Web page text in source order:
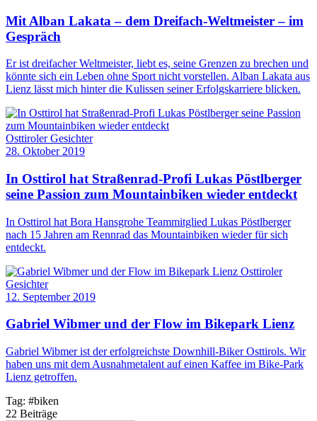
Mit Alban Lakata – dem Dreifach-Weltmeister – im
Gespräch
Er ist dreifacher Weltmeister, liebt es, seine Grenzen zu brechen und
könnte sich ein Leben ohne Sport nicht vorstellen. Alban Lakata aus
Lienz lässt mich hinter die Kulissen seiner Erfolgskarriere blicken.
Osttiroler Gesichter
28. Oktober 2019
In Osttirol hat Straßenrad-Profi Lukas Pöstlberger
seine Passion zum Mountainbiken wieder entdeckt
In Osttirol hat Bora Hansgrohe Teammitglied Lukas Pöstlberger
nach 15 Jahren am Rennrad das Mountainbiken wieder für sich
entdeckt.
Osttiroler
Gesichter
12. September 2019
Gabriel Wibmer und der Flow im Bikepark Lienz
Gabriel Wibmer ist der erfolgreichste Downhill-Biker Osttirols. Wir
haben uns mit dem Ausnahmetalent auf einen Kaffee im Bike-Park
Lienz getroffen.
Tag: #biken
22 Beiträge